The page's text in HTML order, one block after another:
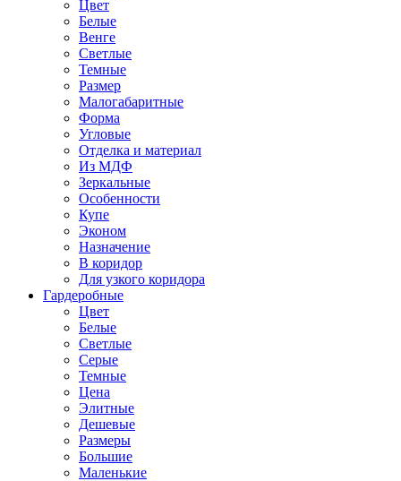
Цвет
Белые
Венге
Светлые
Темные
Размер
Малогабаритные
Форма
Угловые
Отделка и материал
Из МДФ
Зеркальные
Особенности
Купе
Эконом
Назначение
В коридор
Для узкого коридора
Гардеробные
Цвет
Белые
Светлые
Серые
Темные
Цена
Элитные
Дешевые
Размеры
Большие
Маленькие